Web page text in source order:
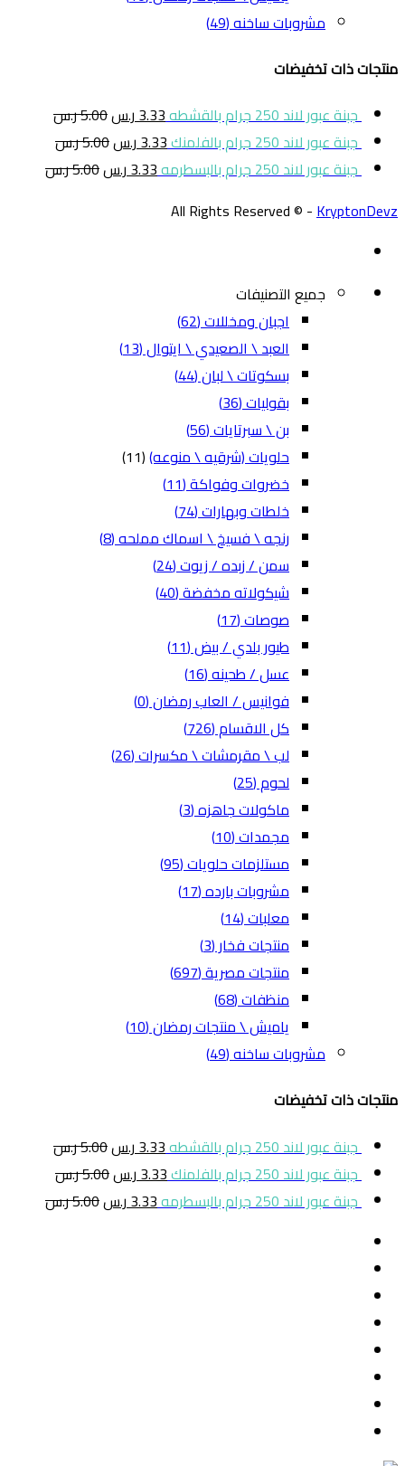
مشروبات ساخنه(49)
منتجات ذات تخفيضات
جبنة عبور لاند 250 جرام بالقشطه
3.33ر.س5.00ر.س
جبنة عبور لاند 250 جرام بالفلمنك
3.33ر.س5.00ر.س
جبنة عبور لاند 250 جرام بالبسطرمه
3.33ر.س5.00ر.س
All Rights Reserved © -KryptonDevz
جميع التصنيفات
اجبان ومخللات(62)
العبد \ الصعيدي \ ايتوال(13)
بسكوتات \ لبان(44)
بقوليات(36)
بن \ سبرتايات(56)
حلويات (شرقيه \ منوعه)(11)
خضروات وفواكة(11)
خلطات وبهارات(74)
رنجه \ فسيخ \ اسماك مملحه(8)
سمن / زبده / زيوت(24)
شيكولاته مخفضة(40)
صوصات(17)
طيور بلدي / بيض(11)
عسل / طحينه(16)
فوانيس / العاب رمضان(0)
كل الاقسام(726)
لب \ مقرمشات \ مكسرات(26)
لحوم(25)
ماكولات جاهزه(3)
مجمدات(10)
مستلزمات حلويات(95)
مشروبات بارده(17)
معلبات(14)
منتجات فخار(3)
منتجات مصرية(697)
منظفات(68)
ياميش \ منتجات رمضان(10)
مشروبات ساخنه(49)
منتجات ذات تخفيضات
جبنة عبور لاند 250 جرام بالقشطه
3.33ر.س5.00ر.س
جبنة عبور لاند 250 جرام بالفلمنك
3.33ر.س5.00ر.س
جبنة عبور لاند 250 جرام بالبسطرمه
3.33ر.س5.00ر.س